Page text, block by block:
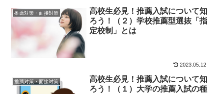
推薦対策・面接対策
高校生必見！推薦入試について知
ろう！（２）学校推薦型選抜「指
定校制」とは
2023.05.12
推薦対策・面接対策
高校生必見！推薦入試について知
ろう！（１）大学の推薦入試の種